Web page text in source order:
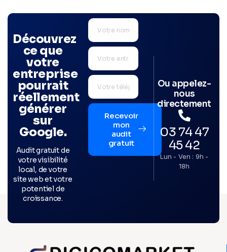
Découvrez
ce que
votre
entreprise
pourrait
réellement
générer
sur
Google.
Audit gratuit de
votre visibilité
local, de votre
site web et votre
potentiel de
croissance.
Recevoir
mon
audit
gratuit
Ou appelez-
nous
directement
03 74 47
45 42
Lun - Ven : 9h -
18h